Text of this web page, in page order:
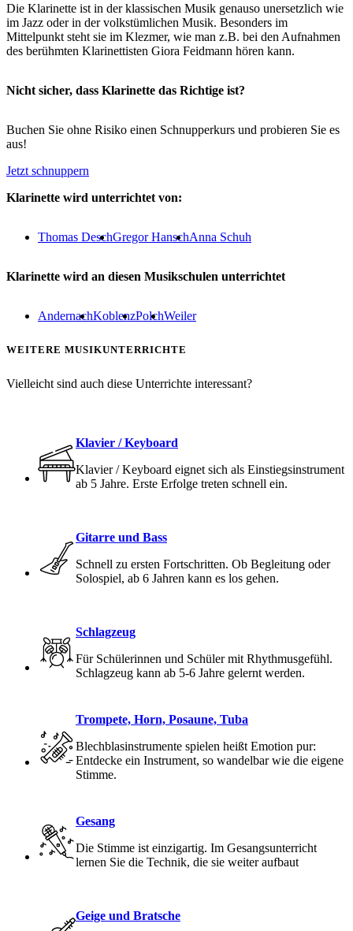
Die Klarinette ist in der klassischen Musik genauso unersetzlich wie
im Jazz oder in der volkstümlichen Musik. Besonders im
Mittelpunkt steht sie im Klezmer, wie man z.B. bei den Aufnahmen
des berühmten Klarinettisten Giora Feidmann hören kann.
Nicht sicher, dass Klarinette das Richtige ist?
Buchen Sie ohne Risiko einen Schnupperkurs und probieren Sie es
aus!
Jetzt schnuppern
Klarinette wird unterrichtet von:
Thomas DeschGregor HanschAnna Schuh
Klarinette wird an diesen Musikschulen unterrichtet
AndernachKoblenzPolchWeiler
WEITERE MUSIKUNTERRICHTE
Vielleicht sind auch diese Unterrichte interessant?
Klavier / Keyboard
Klavier / Keyboard eignet sich als Einstiegsinstrument
ab 5 Jahre. Erste Erfolge treten schnell ein.
Gitarre und Bass
Schnell zu ersten Fortschritten. Ob Begleitung oder
Solospiel, ab 6 Jahren kann es los gehen.
Schlagzeug
Für Schülerinnen und Schüler mit Rhythmusgefühl.
Schlagzeug kann ab 5-6 Jahre gelernt werden.
Trompete, Horn, Posaune, Tuba
Blechblasinstrumente spielen heißt Emotion pur:
Entdecke ein Instrument, so wandelbar wie die eigene
Stimme.
Gesang
Die Stimme ist einzigartig. Im Gesangsunterricht
lernen Sie die Technik, die sie weiter aufbaut
Geige und Bratsche